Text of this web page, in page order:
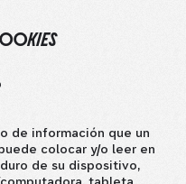
de información que un
colocar y/o leer en
de su dispositivo,